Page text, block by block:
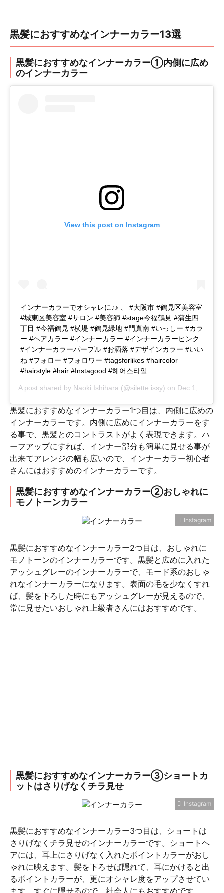
黒髪におすすめなインナーカラー13選
黒髪におすすめなインナーカラー①内側に広め
のインナーカラー
View this post on Instagram
インナーカラーでオシャレに♪♪ 、 #大阪市 #鶴見区美容室
#城東区美容室 #サロン #美容師 #stage今福鶴見 #蒲生四
丁目 #今福鶴見 #横堤 #鶴見緑地 #門真南 #いっしー #カラ
ー #ヘアカラー #インナーカラー #インナーカラーピンク
#インナーカラーパープル #お洒落 #デザインカラー #いい
ね #フォロー #フォロワー #tagsforlikes #haircolor
#hairstyle #hair #Instagood #헤어스타일
A post shared by Naoki Ishihara (@silette.issy) on Dec 1, 2018 at 7:56pm PST
黒髪におすすめなインナーカラー1つ目は、内側に広めの
インナーカラーです。内側に広めにインナーカラーをす
る事で、黒髪とのコントラストがよく表現できます。ハ
ーフアップにすれば、インナー部分も簡単に見せる事が
出来てアレンジの幅も広いので、インナーカラー初心者
さんにはおすすめのインナーカラーです。
黒髪におすすめなインナーカラー②おしゃれに
モノトーンカラー
Instagram
黒髪におすすめなインナーカラー2つ目は、おしゃれに
モノトーンのインナーカラーです。黒髪と広めに入れた
アッシュグレーのインナーカラーで、モード系のおしゃ
れなインナーカラーになります。表面の毛を少なくすれ
ば、髪を下ろした時にもアッシュグレーが見えるので、
常に見せたいおしゃれ上級者さんにはおすすめです。
黒髪におすすめなインナーカラー③ショートカ
ットはさりげなくチラ見せ
Instagram
黒髪におすすめなインナーカラー3つ目は、ショートは
さりげなくチラ見せのインナーカラーです。ショートヘ
アには、耳上にさりげなく入れたポイントカラーがおし
ゃれに映えます。髪を下ろせば隠れて、耳にかけると出
るポイントカラーが、更にオシャレ度をアップさせてい
ます。すぐに隠せるので、社会人にもおすすめです。